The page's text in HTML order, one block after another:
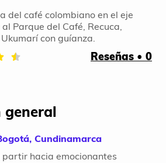
del café colombiano en el eje
Parque del Café, Recuca,
con guíanza.
Reseñas • 0
general
Cundinamarca
hacia emocionantes